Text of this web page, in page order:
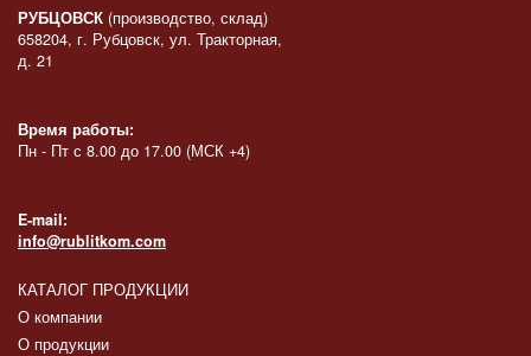
РУБЦОВСК (производство, склад)
658204, г. Рубцовск, ул. Тракторная,
д. 21
Время работы:
Пн - Пт с 8.00 до 17.00 (МСК +4)
E-mail:
info@rublitkom.com
КАТАЛОГ ПРОДУКЦИИ
О компании
О продукции